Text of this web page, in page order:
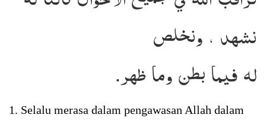
نشهد ، ونخلص
له فيما بطن وما ظهر.
1. Selalu merasa dalam pengawasan Allah dalam